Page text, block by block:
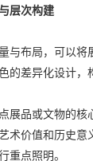
层次构建
与布局，可以将
的差异化设计，
展品或文物的核
术价值和历史意
重点照明。